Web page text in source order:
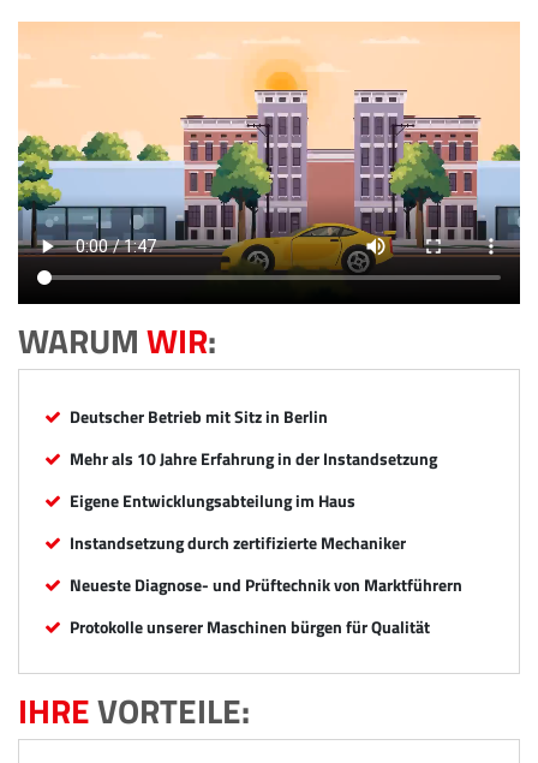
WARUMWIR:
Deutscher Betrieb mit Sitz in Berlin
Mehr als 10 Jahre Erfahrung in der Instandsetzung
Eigene Entwicklungsabteilung im Haus
Instandsetzung durch zertifizierte Mechaniker
Neueste Diagnose- und Prüftechnik von Marktführern
Protokolle unserer Maschinen bürgen für Qualität
IHREVORTEILE: